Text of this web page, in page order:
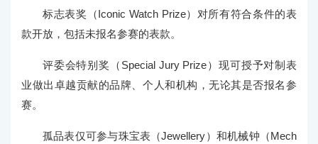
标志表奖（Iconic Watch Prize）对所有符合条件的表
款开放，包括未报名参赛的表款。
评委会特别奖（Special Jury Prize）现可授予对制表
业做出卓越贡献的品牌、个人和机构，无论其是否报名参
赛。
孤品表仅可参与珠宝表（Jewellery）和机械钟（Mech